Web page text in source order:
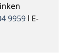
9959 l E-